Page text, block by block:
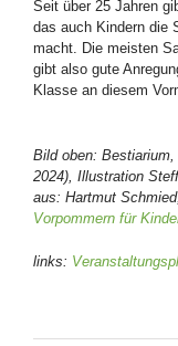
Seit über 25 Jahren
das auch Kindern die
macht. Die meisten
gibt also gute
Klasse an diesem
Bild oben:
2024), Illustration
aus: Hartmut Schmied,
Vorpommern für
links: